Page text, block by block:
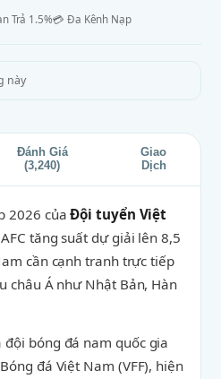
Trả 1.5%💳 Đa Kênh Nạp
này
Đánh Giá
(3,240)
Giao
Dịch
2026 củaĐội tuyển Việt
tăng suất dự giải lên 8,5
cần cạnh tranh trực tiếp
châu Á như Nhật Bản, Hàn
đội bóng đá nam quốc gia
đá Việt Nam (VFF), hiện